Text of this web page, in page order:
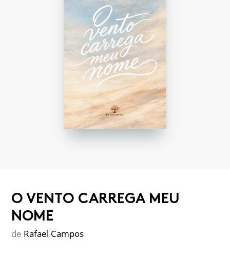
O VENTO CARREGA MEU
NOME
de Rafael Campos